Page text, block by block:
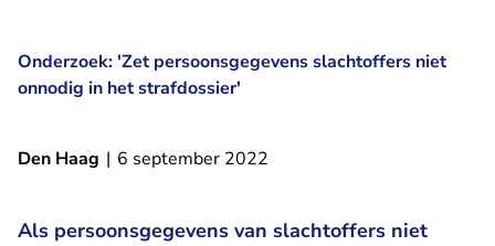
Onderzoek: 'Zet persoonsgegevens slachtoffers niet
onnodig in het strafdossier'
Den Haag | 6 september 2022
Als persoonsgegevens van slachtoffers niet